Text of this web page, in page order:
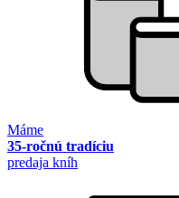
Máme
35-ročnú tradíciu
predaja kníh